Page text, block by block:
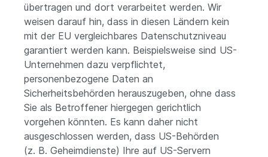
übertragen und dort verarbeitet werden. Wir
weisen darauf hin, dass in diesen Ländern kein
mit der EU vergleichbares Datenschutzniveau
garantiert werden kann. Beispielsweise sind US-
Unternehmen dazu verpflichtet,
personenbezogene Daten an
Sicherheitsbehörden herauszugeben, ohne dass
Sie als Betroffener hiergegen gerichtlich
vorgehen könnten. Es kann daher nicht
ausgeschlossen werden, dass US-Behörden
(z. B. Geheimdienste) Ihre auf US-Servern